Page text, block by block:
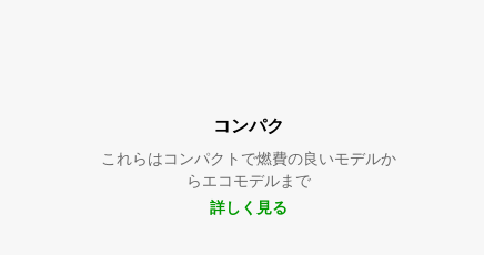
コンパク
これらはコンパクトで燃費の良いモデルか
らエコモデルまで
詳しく見る